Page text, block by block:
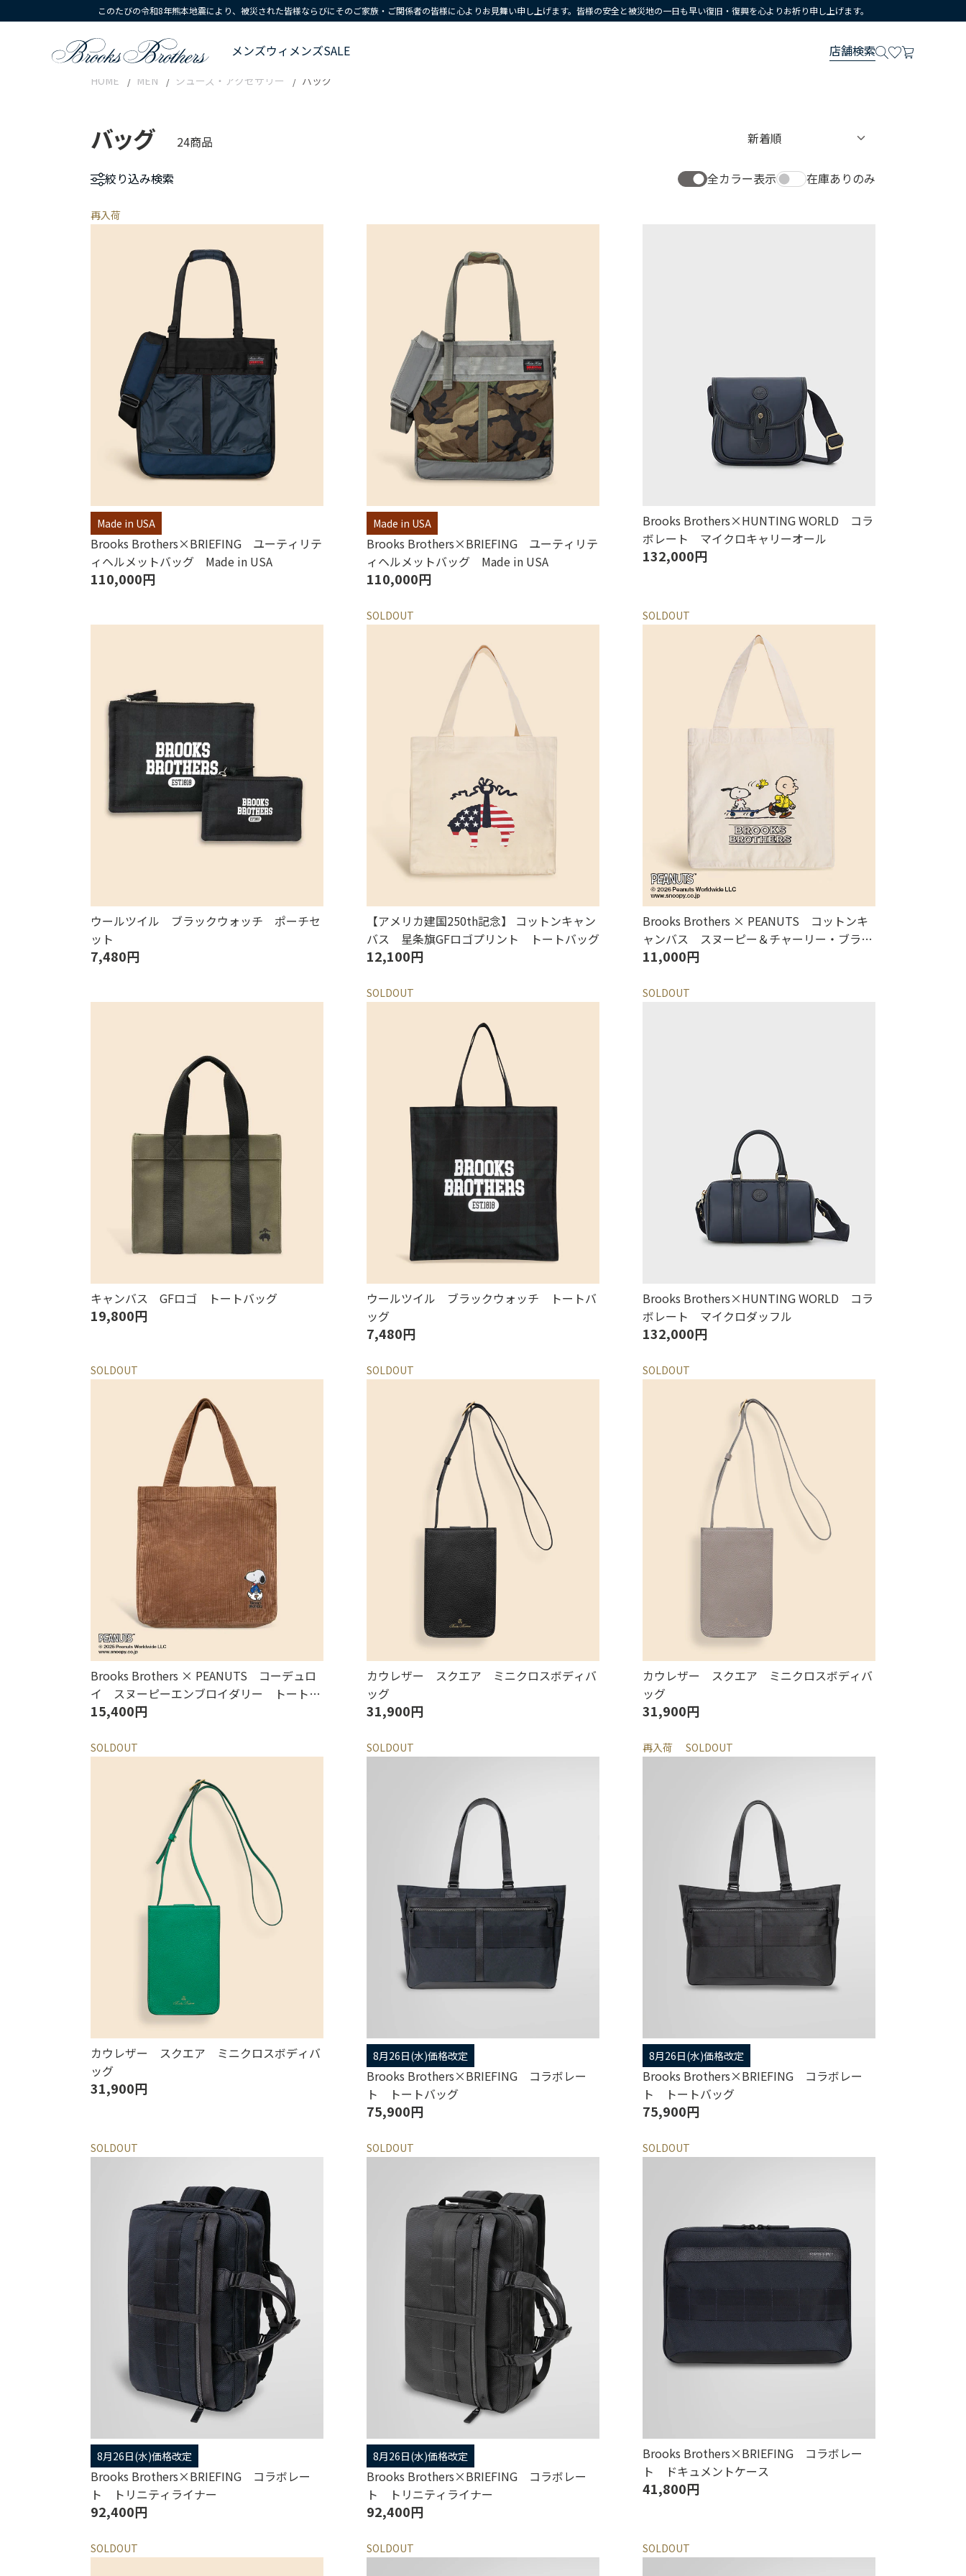
このたびの令和8年熊本地震により、被災された皆様ならびにそのご家族・ご関係者の皆様に心よりお見舞い申し上げます。皆様の安全と被災地の一日も早い復旧・復興を心よりお祈り申し上げます。
メンズウィメンズSALE 店舗検索
HOME MEN シューズ・アクセサリー バッグ
バッグ 24商品
絞り込み検索 全カラー表示 在庫ありのみ
再入荷
Made in USA
Brooks Brothers×BRIEFING ユーティリテ
ィヘルメットバッグ Made in USA
110,000円
Made in USA
Brooks Brothers×BRIEFING ユーティリテ
ィヘルメットバッグ Made in USA
110,000円
Brooks Brothers×HUNTING WORLD コラ
ボレート マイクロキャリーオール
132,000円
ウールツイル ブラックウォッチ ポーチセ
ット
7,480円
SOLDOUT
【アメリカ建国250th記念】 コットンキャン
バス 星条旗GFロゴプリント トートバッグ
12,100円
SOLDOUT
Brooks Brothers × PEANUTS コットンキ
ャンバス スヌーピー＆チャーリー・ブラウ
ンプリント トートバッグ
11,000円
キャンバス GFロゴ トートバッグ
19,800円
SOLDOUT
ウールツイル ブラックウォッチ トートバ
ッグ
7,480円
SOLDOUT
Brooks Brothers×HUNTING WORLD コラ
ボレート マイクロダッフル
132,000円
SOLDOUT
Brooks Brothers × PEANUTS コーデュロ
イ スヌーピーエンブロイダリー トートバ
ッグ
15,400円
SOLDOUT
カウレザー スクエア ミニクロスボディバ
ッグ
31,900円
SOLDOUT
カウレザー スクエア ミニクロスボディバ
ッグ
31,900円
SOLDOUT
カウレザー スクエア ミニクロスボディバ
ッグ
31,900円
SOLDOUT
8月26日(水)価格改定
Brooks Brothers×BRIEFING コラボレー
ト トートバッグ
75,900円
再入荷 SOLDOUT
8月26日(水)価格改定
Brooks Brothers×BRIEFING コラボレー
ト トートバッグ
75,900円
SOLDOUT
8月26日(水)価格改定
Brooks Brothers×BRIEFING コラボレー
ト トリニティライナー
92,400円
SOLDOUT
8月26日(水)価格改定
Brooks Brothers×BRIEFING コラボレー
ト トリニティライナー
92,400円
SOLDOUT
Brooks Brothers×BRIEFING コラボレー
ト ドキュメントケース
41,800円
SOLDOUT SOLDOUT SOLDOUT